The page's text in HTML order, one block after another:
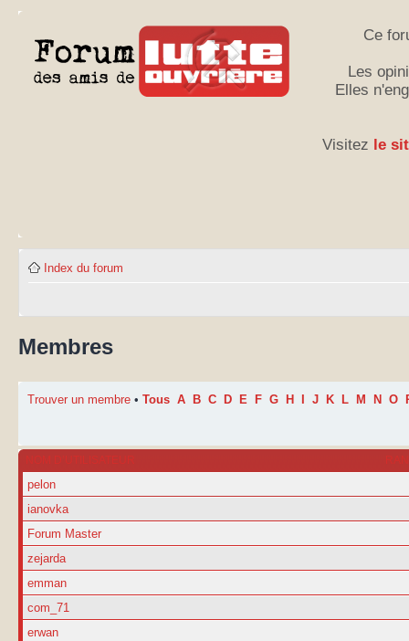
Ce
Les
Elles
Visitez le
Index du forum
Membres
Trouver un membre • Tous A B C D E F G H J K L M N O
NOM D’UTILISATEUR
pelon
ianovka
Forum Master
zejarda
emman
com_71
erwan